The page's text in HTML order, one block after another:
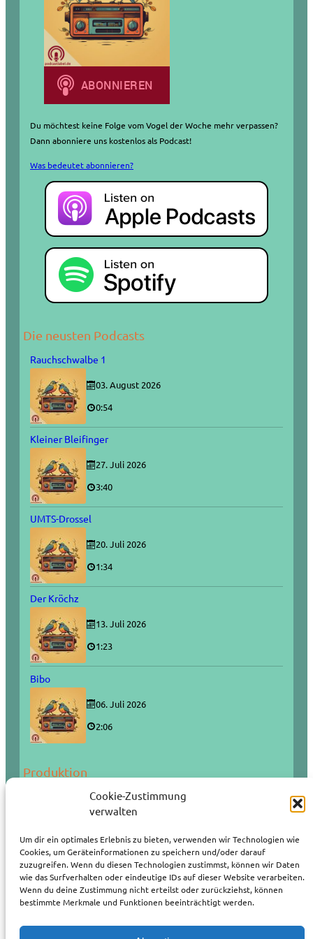
Cookie-Zustimmung
verwalten
Um dir ein optimales Erlebnis zu bieten, verwenden wir Technologien wie
Cookies, um Geräteinformationen zu speichern und/oder darauf
zuzugreifen. Wenn du diesen Technologien zustimmst, können wir Daten
wie das Surfverhalten oder eindeutige IDs auf dieser Website verarbeiten.
Wenn du deine Zustimmung nicht erteilst oder zurückziehst, können
bestimmte Merkmale und Funktionen beeinträchtigt werden.
Du möchtest keine Folge vom Vogel der Woche mehr verpassen?
Dann abonniere uns kostenlos als Podcast!
Was bedeutet abonnieren?
Die neusten Podcasts
Rauchschwalbe 1
03. August 2026
0:54
Kleiner Bleifinger
27. Juli 2026
3:40
UMTS-Drossel
20. Juli 2026
1:34
Der Kröchz
13. Juli 2026
1:23
Bibo
06. Juli 2026
2:06
Produktion
Wir produzieren Podcasts auch in Ihrem Auftrag.
Podcasts eignen sich wunderbar als Öffentlichkeitsarbeit.
weitere Informationen